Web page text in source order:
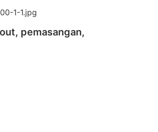
pemasangan,